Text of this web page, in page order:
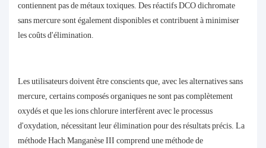
contiennent pas de métaux toxiques. Des réactifs DCO dichromate
sans mercure sont également disponibles et contribuent à minimiser
les coûts d'élimination.
Les utilisateurs doivent être conscients que, avec les alternatives sans
mercure, certains composés organiques ne sont pas complètement
oxydés et que les ions chlorure interfèrent avec le processus
d'oxydation, nécessitant leur élimination pour des résultats précis. La
méthode Hach Manganèse III comprend une méthode de